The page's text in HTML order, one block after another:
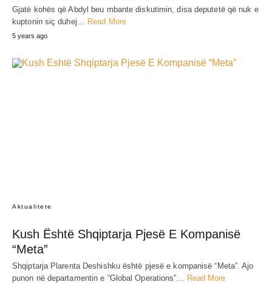
Gjatë kohës që Abdyl beu mbante diskutimin, disa deputetë që nuk e
kuptonin siç duhej…
Read More
5 years ago
Aktualitete
Kush Është Shqiptarja Pjesë E Kompanisë
“Meta”
Shqiptarja Plarenta Deshishku është pjesë e kompanisë “Meta”. Ajo
punon në departamentin e “Global Operations”… Read More